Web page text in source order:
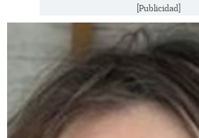
[Publicidad]